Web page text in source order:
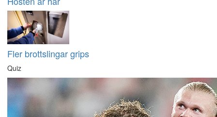
Fler brottslingar grips
Quiz